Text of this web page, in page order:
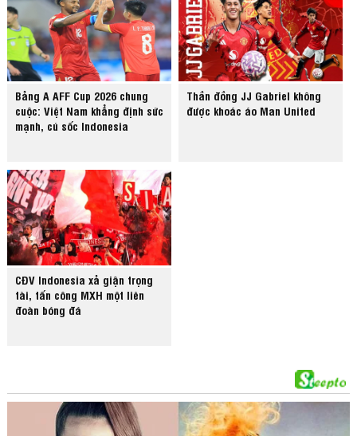
Bảng A AFF Cup 2026 chung
cuộc: Việt Nam khẳng định sức
mạnh, cú sốc Indonesia
Thần đồng JJ Gabriel không
được khoác áo Man United
CĐV Indonesia xả giận trọng
tài, tấn công MXH một liên
đoàn bóng đá